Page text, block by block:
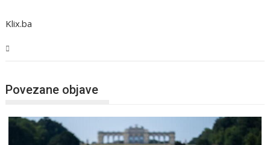
Klix.ba
Povezane objave